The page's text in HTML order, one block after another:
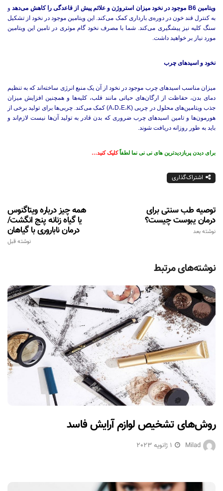
ویتامین B6 موجود در نخود میزان استروژن و علائم پیش از قاعدگی را کاهش می‌دهد
و
به کنترل قند خون در دوره‌ی بارداری کمک می‌کند. این ویتامین موجود در نخود از تشکیل
سنگ کلیه نیز پیشگیری می‌کند. شما با مصرف نخود گام موثری در تامین این ویتامین
مورد نیاز بر خواهید داشت.
نخود و اسیدهای چرب
میزان مناسب اسیدهای چرب موجود در نخود از آن یک منبع انرژی ساخته‌اند که به تنظیم
دمای بدن، حفاظت از ارگان‌های حیاتی مانند قلب، کلیه‌ها و همچنین افزایش میزان
جذب ویتامین‌های محلول در چربی (A،D،E،K) کمک می‌کند. چربی‌ها برای تولید برخی از
هورمون‌ها و تامین اسیدهای چرب ضروری که بدن قادر به تولید آن‌ها نیست لازم‌اند و
باید به طور روزانه دریافت شوند.
برای دیدن پربازدیدترین های نی نی نما لطفاً کلیک کنید…
اشتراک‌گذاری
همه چیز درباره ویتاگنوس
یا گیاه زنانه پنج انگشت/
درمان ناباروری با گیاهان
نوشته قبل
توصیه طب سنتی برای
درمان یبوست چیست؟
نوشته بعد
نوشته‌های مرتبط
روش‌های تشخیص لوازم آرایش فاسد
Milad 1 ژانویه 2023